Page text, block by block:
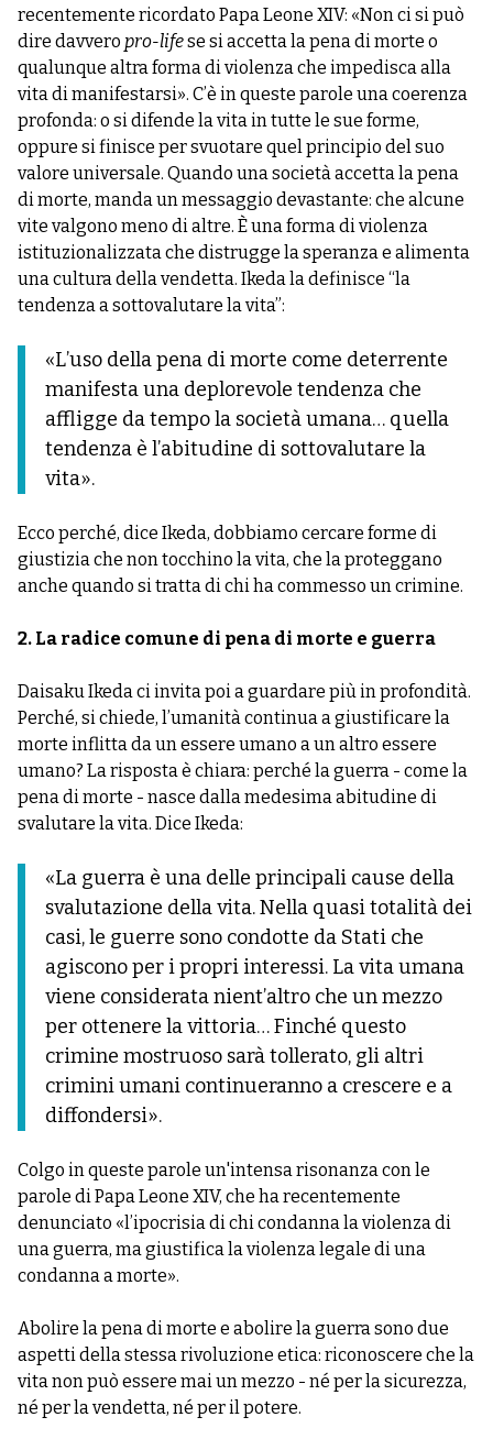
recentemente ricordato Papa Leone XIV: «Non ci si può
dire davvero pro-lifese si accetta la pena di morte o
qualunque altra forma di violenza che impedisca alla
vita di manifestarsi». C’è in queste parole una coerenza
profonda: o si difende la vita in tutte le sue forme,
oppure si finisce per svuotare quel principio del suo
valore universale. Quando una società accetta la pena
di morte, manda un messaggio devastante: che alcune
vite valgono meno di altre. È una forma di violenza
istituzionalizzata che distrugge la speranza e alimenta
una cultura della vendetta. Ikeda la definisce “la
tendenza a sottovalutare la vita”:
«L’uso della pena di morte come deterrente
manifesta una deplorevole tendenza che
affligge da tempo la società umana… quella
tendenza è l’abitudine di sottovalutare la
vita».
Ecco perché, dice Ikeda, dobbiamo cercare forme di
giustizia che non tocchino la vita, che la proteggano
anche quando si tratta di chi ha commesso un crimine.
2. La radice comune di pena di morte e guerra
Daisaku Ikeda ci invita poi a guardare più in profondità.
Perché, si chiede, l’umanità continua a giustificare la
morte inflitta da un essere umano a un altro essere
umano? La risposta è chiara: perché la guerra - come la
pena di morte - nasce dalla medesima abitudine di
svalutare la vita. Dice Ikeda:
«La guerra è una delle principali cause della
svalutazione della vita. Nella quasi totalità dei
casi, le guerre sono condotte da Stati che
agiscono per i propri interessi. La vita umana
viene considerata nient’altro che un mezzo
per ottenere la vittoria… Finché questo
crimine mostruoso sarà tollerato, gli altri
crimini umani continueranno a crescere e a
diffondersi».
Colgo in queste parole un'intensa risonanza con le
parole di Papa Leone XIV, che ha recentemente
denunciato «l’ipocrisia di chi condanna la violenza di
una guerra, ma giustifica la violenza legale di una
condanna a morte».
Abolire la pena di morte e abolire la guerra sono due
aspetti della stessa rivoluzione etica: riconoscere che la
vita non può essere mai un mezzo - né per la sicurezza,
né per la vendetta, né per il potere.